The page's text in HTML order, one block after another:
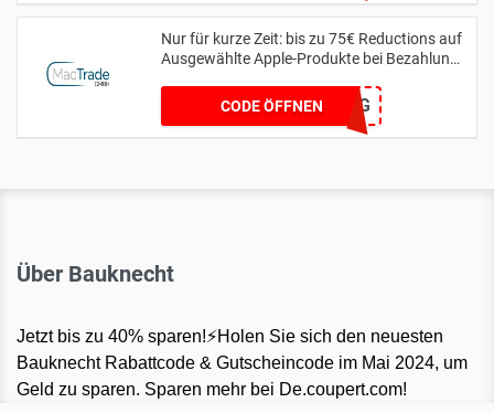
Nur für kurze Zeit: bis zu 75€ Reductions auf
Ausgewählte Apple-Produkte bei Bezahlung
CODE ÖFFNEN
MTSPAR-75FZG
Über Bauknecht
Jetzt bis zu 40% sparen!⚡Holen Sie sich den neuesten
Bauknecht Rabattcode & Gutscheincode im Mai 2024, um
Geld zu sparen. Sparen mehr bei De.coupert.com!